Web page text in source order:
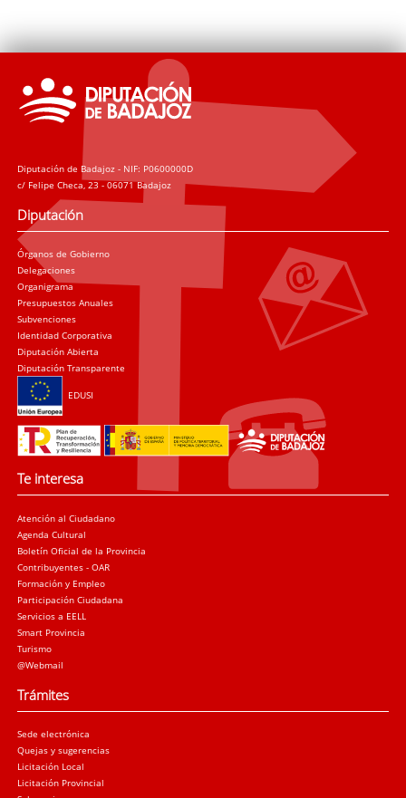
Diputación de Badajoz - NIF: P0600000D
c/ Felipe Checa, 23 - 06071 Badajoz
Diputación
Órganos de Gobierno
Delegaciones
Organigrama
Presupuestos Anuales
Subvenciones
Identidad Corporativa
Diputación Abierta
Diputación Transparente
EDUSI
Te interesa
Atención al Ciudadano
Agenda Cultural
Boletín Oficial de la Provincia
Contribuyentes - OAR
Formación y Empleo
Participación Ciudadana
Servicios a EELL
Smart Provincia
Turismo
@Webmail
Trámites
Sede electrónica
Quejas y sugerencias
Licitación Local
Licitación Provincial